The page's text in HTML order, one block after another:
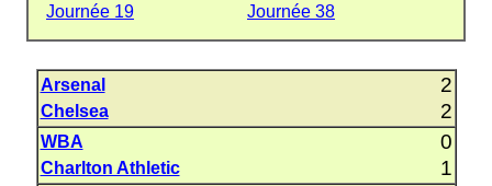
Journée 19
Journée 38
Arsenal 2
Chelsea 2
WBA 0
Charlton Athletic 1